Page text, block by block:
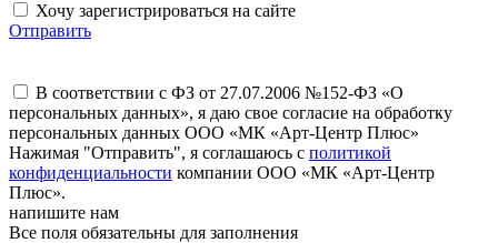
Хочу зарегистрироваться на сайте
Отправить
В соответствии с ФЗ от 27.07.2006 №152-ФЗ «О
персональных данных», я даю свое согласие на обработку
персональных данных ООО «МК «Арт-Центр Плюс»
Нажимая "Отправить", я соглашаюсь с политикой
конфиденциальности компании ООО «МК «Арт-Центр
Плюс».
напишите нам
Все поля обязательны для заполнения